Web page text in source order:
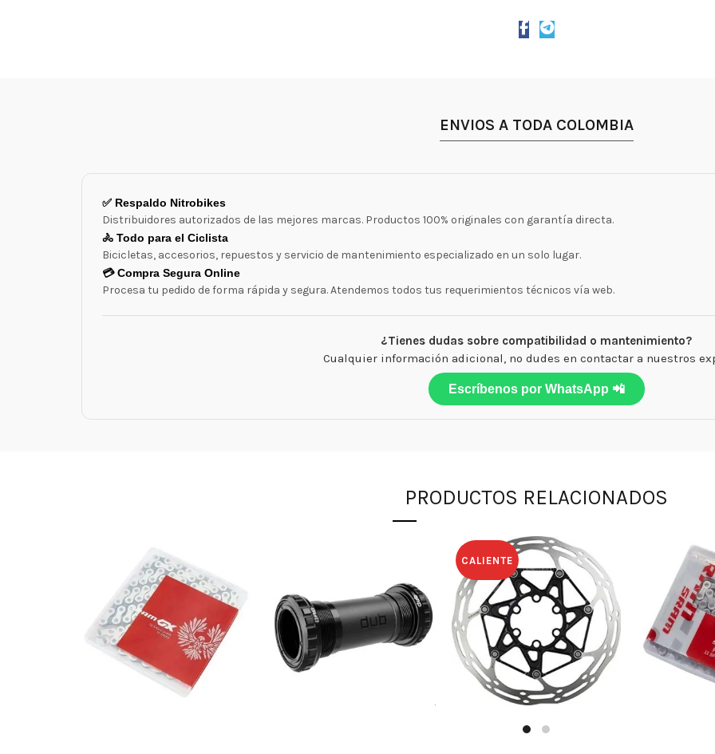
ENVIOS A TODA COLOMBIA
✅ Respaldo Nitrobikes
Distribuidores autorizados de las mejores marcas. Productos 100% originales con garantía directa.
🚴 Todo para el Ciclista
Bicicletas, accesorios, repuestos y servicio de mantenimiento especializado en un solo lugar.
💳 Compra Segura Online
Procesa tu pedido de forma rápida y segura. Atendemos todos tus requerimientos técnicos vía web.
¿Tienes dudas sobre compatibilidad o mantenimiento?
Cualquier información adicional, no dudes en contactar a nuestros
Escríbenos por WhatsApp 📲
PRODUCTOS RELACIONADOS
255.000 $270.000
CALIENTE
$425.000 $